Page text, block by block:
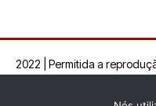
2022 | Permitida a